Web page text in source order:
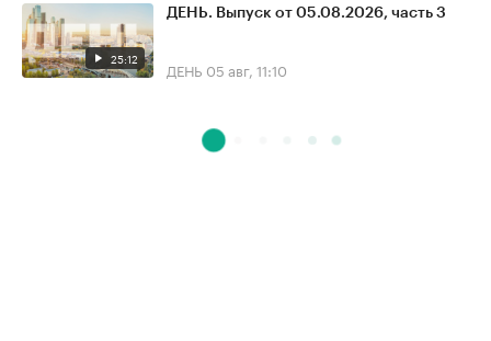
25:12
ДЕНЬ. Выпуск от 05.08.2026, часть 3
ДЕНЬ 05 авг, 11:10